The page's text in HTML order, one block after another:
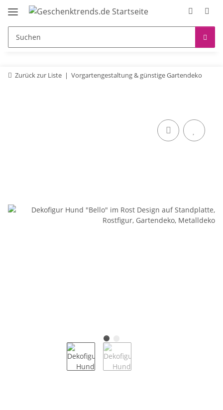
Zurück zur Liste Vorgartengestaltung & günstige Gartendeko